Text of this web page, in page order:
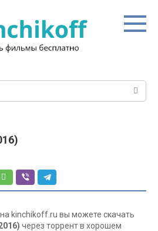
kinchikoff.ru вы можете скачать
через торрент в хорошем